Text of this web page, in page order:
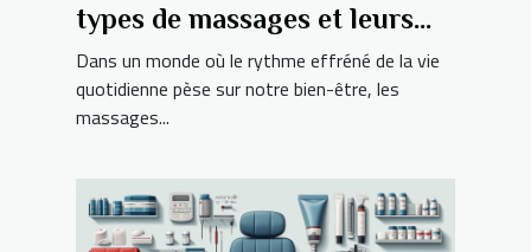
types de massages et leurs
bienfaits pour le corps et
l'esprit
Dans un monde où le rythme effréné de la vie
quotidienne pèse sur notre bien-être, les
massages...